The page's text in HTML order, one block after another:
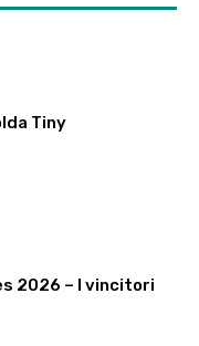
Tiny
2026 – I vincitori